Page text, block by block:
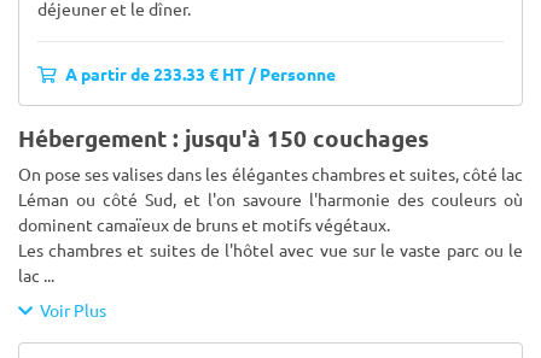
déjeuner et le dîner.
A partir de 233.33 € HT / Personne
Hébergement : jusqu'à 150 couchages
On pose ses valises dans les élégantes chambres et suites, côté lac
Léman ou côté Sud, et l'on savoure l'harmonie des couleurs où
dominent camaïeux de bruns et motifs végétaux.
Les chambres et suites de l'hôtel avec vue sur le vaste parc ou le
lac ...
Voir Plus